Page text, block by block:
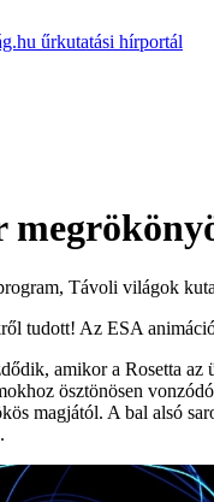
Távoli világok
tudott! Az ESA
amikor a Rosetta az
ösztönösen
magjától. A bal alsó